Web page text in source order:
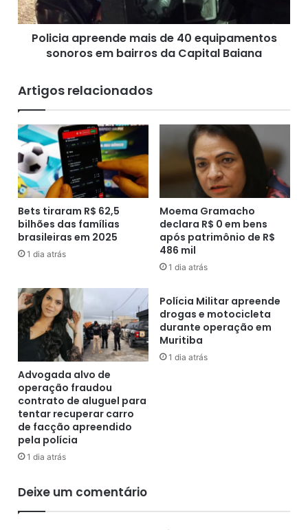
t
i
o
b
a
i
r
r
o
C
h
á
c
a
S
ã
o
C
e
,
e
m
F
r
a
a
p
d
e
m
a
i
s
d
e
4
0
e
q
p
a
m
e
t
o
s
s
o
n
o
s
e
Policia apreende mais de 40 equipamentos
sonoros em bairros da Capital Baiana
Artigos relacionados
Bets tiraram R$ 62,5
bilhões das famílias
brasileiras em 2025
1 dia atrás
Moema Gramacho
declara R$ 0 em bens
após patrimônio de R$
486 mil
1 dia atrás
Advogada alvo de
operação fraudou
contrato de aluguel para
tentar recuperar carro
de facção apreendido
pela polícia
1 dia atrás
Polícia Militar apreende
drogas e motocicleta
durante operação em
Muritiba
1 dia atrás
Deixe um comentário